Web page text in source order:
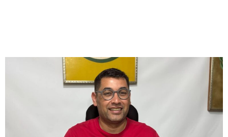
La Corte dividida, pero con un mensaje
claro: el tope a las jubilaciones es